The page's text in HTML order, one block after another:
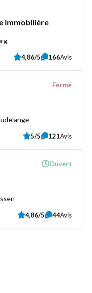
Immobilière
4,86/5 166Avis
Fermé
5/5 121Avis
Ouvert
4,86/5 44Avis